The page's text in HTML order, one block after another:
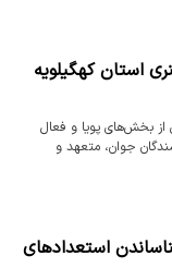
استان کهگیلویه
از بخش‌های پویا و فعال
جوان، متعهد و
استعدادهای